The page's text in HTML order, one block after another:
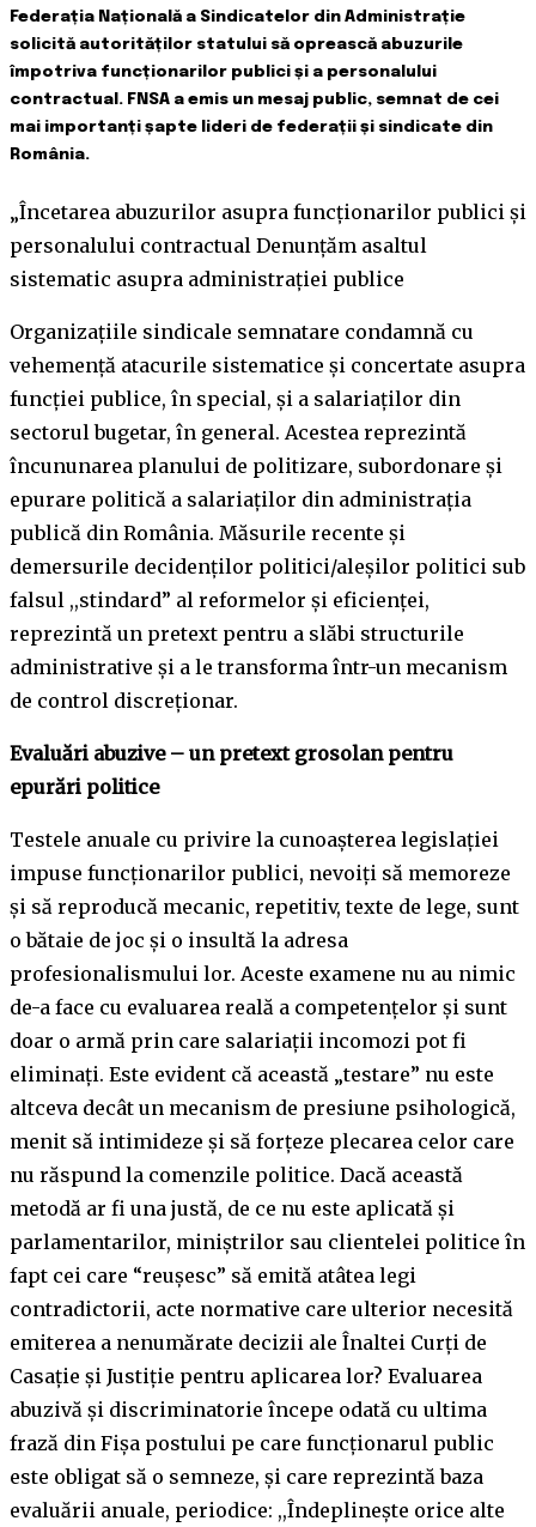
Federația Națională a Sindicatelor din Administrație
solicită autorităților statului să oprească abuzurile
împotriva funcționarilor publici și a personalului
contractual. FNSA a emis un mesaj public, semnat de cei
mai importanți șapte lideri de federații și sindicate din
România.
„Încetarea abuzurilor asupra funcționarilor publici şi
personalului contractual Denunțăm asaltul
sistematic asupra administrației publice
Organizaţiile sindicale semnatare condamnă cu
vehemență atacurile sistematice şi concertate asupra
funcției publice, în special, şi a salariaţilor din
sectorul bugetar, în general. Acestea reprezintă
încununarea planului de politizare, subordonare și
epurare politică a salariaţilor din administrația
publică din România. Măsurile recente şi
demersurile decidenților politici/aleşilor politici sub
falsul ,,stindard” al reformelor şi eficienței,
reprezintă un pretext pentru a slăbi structurile
administrative și a le transforma într-un mecanism
de control discreționar.
Evaluări abuzive – un pretext grosolan pentru
epurări politice
Testele anuale cu privire la cunoașterea legislației
impuse funcționarilor publici, nevoiţi să memoreze
şi să reproducă mecanic, repetitiv, texte de lege, sunt
o bătaie de joc și o insultă la adresa
profesionalismului lor. Aceste examene nu au nimic
de-a face cu evaluarea reală a competențelor și sunt
doar o armă prin care salariaţii incomozi pot fi
eliminați. Este evident că această „testare” nu este
altceva decât un mecanism de presiune psihologică,
menit să intimideze și să forțeze plecarea celor care
nu răspund la comenzile politice. Dacă această
metodă ar fi una justă, de ce nu este aplicată și
parlamentarilor, miniștrilor sau clientelei politice în
fapt cei care “reușesc” să emită atâtea legi
contradictorii, acte normative care ulterior necesită
emiterea a nenumărate decizii ale Înaltei Curți de
Casație și Justiție pentru aplicarea lor? Evaluarea
abuzivă şi discriminatorie începe odată cu ultima
frază din Fişa postului pe care funcţionarul public
este obligat să o semneze, şi care reprezintă baza
evaluării anuale, periodice: ,,Îndeplineşte orice alte